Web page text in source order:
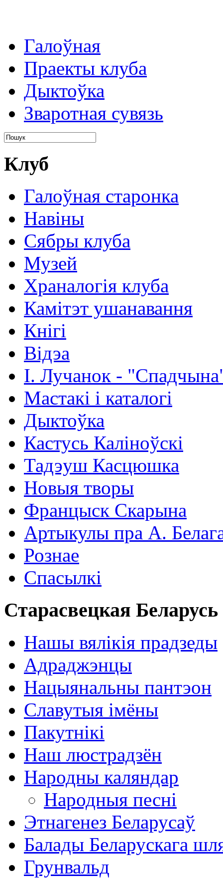
Галоўная
Праекты клуба
Дыктоўка
Зваротная сувязь
Клуб
Галоўная старонка
Навіны
Сябры клуба
Музей
Храналогія клуба
Камітэт ушанавання
Кнігі
Відэа
І. Лучанок -
Мастакі i каталогi
Дыктоўка
Кастусь Каліноўскі
Тадэуш Касцюшка
Новыя творы
Францыск Скарына
Артыкулы пра А.
Рознае
Спасылкі
Старасвецкая Беларусь
Нашы вялікія прадзеды
Адраджэнцы
Нацыянальны пантэон
Славутыя імёны
Пакутнікі
Наш люстрадзён
Народны каляндар
Народныя песні
Этнагенез Беларусаў
Балады Беларускага
Грунвальд